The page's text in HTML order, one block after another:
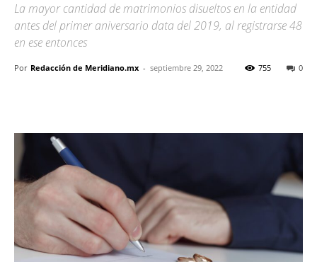
La mayor cantidad de matrimonios disueltos en la entidad
antes del primer aniversario data del 2019, al registrarse 48
en ese entonces
Por Redacción de Meridiano.mx - septiembre 29, 2022 0
755